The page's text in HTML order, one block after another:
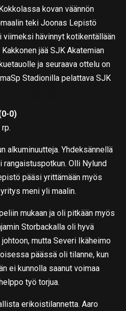
kovan väännön
teki Joonas Lepistö
viimeksi hävinnyt kotikentällään
jää SJK Akatemian
ja seuraava ottelu on
Stadionilla pelattava SJK
0)
alkuminuutteja. Yhdeksännellä
Olli Nylund
pääsi yrittämään myös
meni yli maalin.
mukaan ja oli pitkään myös
Storbackalla oli hyvä
mutta Severi Ikäheimo
päässä oli tilanne, kun
ei kunnolla saanut voimaa
työ torjua.
erikoistilannetta. Aaro